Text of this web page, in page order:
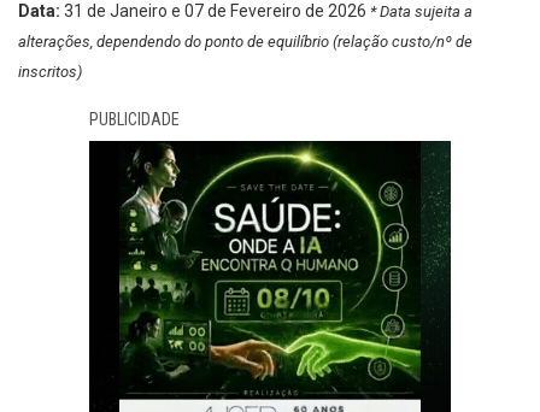
Data: 31 de Janeiro e 07 de Fevereiro de 2026 * Data sujeita a
alterações, dependendo do ponto de equilíbrio (relação custo/nº de
inscritos)
PUBLICIDADE